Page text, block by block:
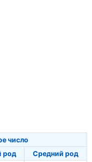
число
род
Средний род